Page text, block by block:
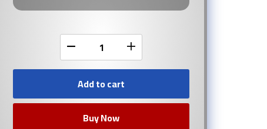
Add to cart
Buy Now